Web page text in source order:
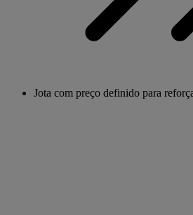
Jota com preço definido para